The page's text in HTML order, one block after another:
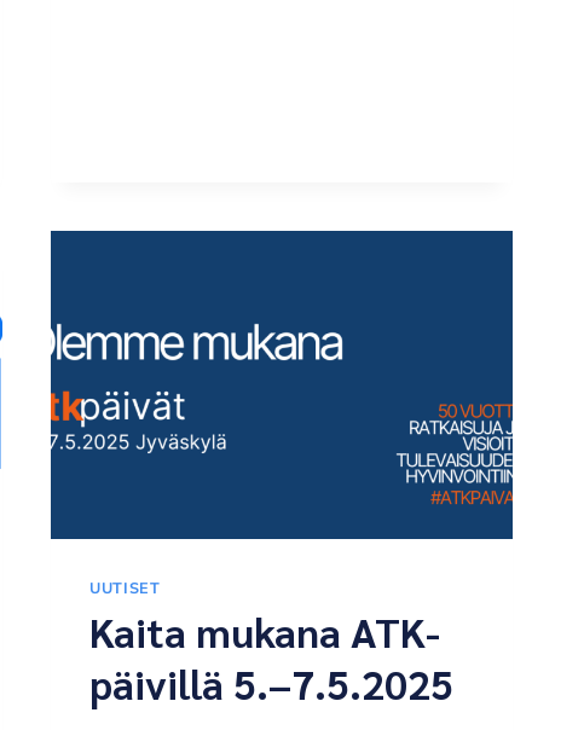
UUTISET
Kaita mukana ATK-
päivillä 5.–7.5.2025